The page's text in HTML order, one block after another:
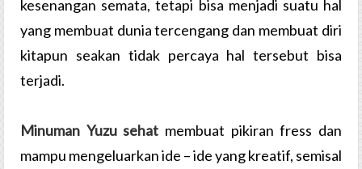
kesenangan semata, tetapi bisa menjadi suatu hal
yang membuat dunia tercengang dan membuat diri
kitapun seakan tidak percaya hal tersebut bisa
terjadi.
Minuman Yuzu sehat membuat pikiran fress dan
mampu mengeluarkan ide – ide yang kreatif, semisal